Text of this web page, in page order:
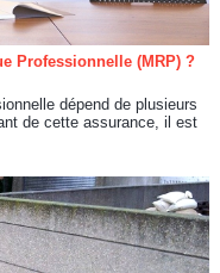
Professionnelle (MRP) ?
dépend de plusieurs
de cette assurance, il est